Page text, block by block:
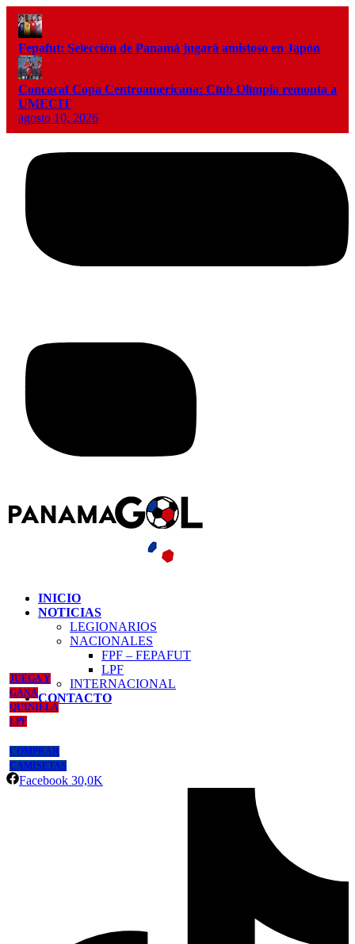
Fepafut: Selección de Panamá jugará amistoso en Japón
Concacaf Copa Centroamericana: Club Olimpia remonta a
UMECIT
agosto 10, 2026
INICIO
NOTICIAS
LEGIONARIOS
NACIONALES
FPF – FEPAFUT
LPF
INTERNACIONAL
CONTACTO
JUEGA Y
GANA
QUINIELA
LPF
COMPRAR
CAMISETAS
Facebook 30,0K